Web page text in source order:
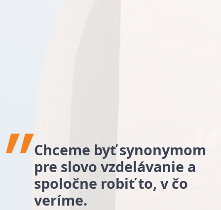
Chceme byť synonymom
pre slovo vzdelávanie a
spoločne robiť to, v čo
veríme.